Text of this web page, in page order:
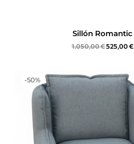
Sillón Romantic
1.050,00€525,00€
-50%